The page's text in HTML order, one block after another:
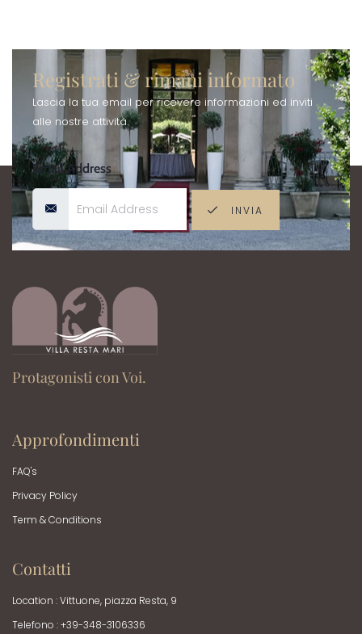
Registrati & rimani informato
Lascia la tua email per ricevere informazioni ed inviti
alle nostre attività.
Email Address
INVIA
Protagonisti con Voi.
Approfondimenti
FAQ's
Privacy Policy
Term & Conditions
Contatti
Location : Vittuone, piazza Resta, 9
Telefono : +39-348-3106336